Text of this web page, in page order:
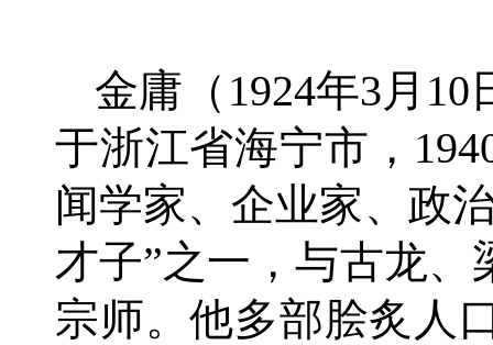
金庸（1924年3月
于浙江省海宁市，
闻学家、企业家、政
才子”之一，与古龙
宗师。他多部脍炙人